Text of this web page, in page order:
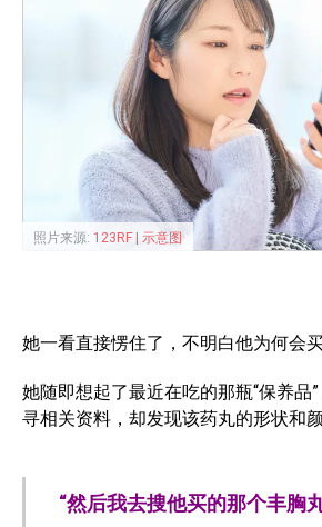
照片来源: 123RF | 示意图
她一看直接愣住了，不明白他为何会买
她随即想起了最近在吃的那瓶“保养品
寻相关资料，却发现该药丸的形状和
“然后我去搜他买的那个丰胸丸